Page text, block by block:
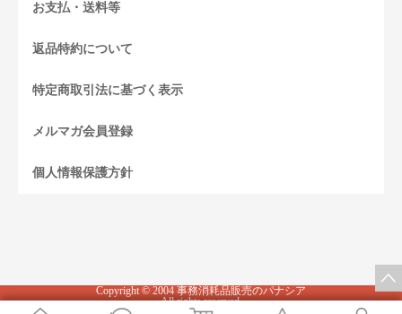
お支払・送料等
返品特約について
特定商取引法に基づく表示
メルマガ会員登録
個人情報保護方針
Copyright © 2004 事務消耗品販売のパナシア
All rights reserved.